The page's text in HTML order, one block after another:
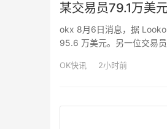
某交易员79.1万美
okx 8月6日消息，据
95.6 万美元。另一位交易
OK快讯 2小时前